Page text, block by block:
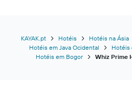
KAYAK.pt Hotéis Hotéis na Ásia
Hotéis em Java Ocidental
Hotéis
Hotéis em Bogor
Whiz Prime